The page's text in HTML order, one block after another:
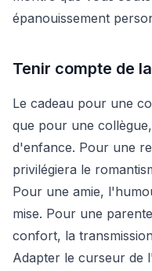
épanouissement
Tenir compte de
Le cadeau pour une
que pour une
d'enfance. Pour une
privilégiera le
Pour une amie,
mise. Pour une
confort, la
Adapter le curseur de